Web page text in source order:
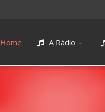
Home A Rádio